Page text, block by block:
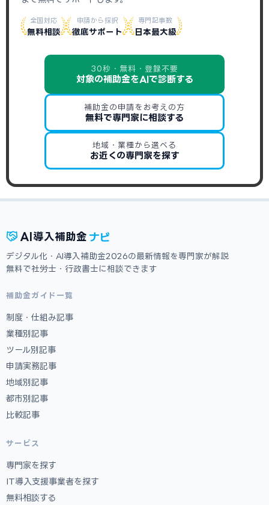
全国対応
無料相談
申請から採択
徹底サポート
専門記事数
日本最大級
30秒・無料・登録不要
対象の補助金をAIで診断する
補助金の申請をお考えの方
無料で専門家に相談する
地域・業種から選べる
お近くの専門家を探す
AI 導入補助金 ナビ
デジタル化・AI導入補助金2026の最新情報を専門家が解説
無料で社労士・行政書士に相談できます
補助金ガイド一覧
制度・仕組み記事
業種別記事
ツール別記事
申請実務記事
地域別記事
都市別記事
比較記事
サービス
専門家を探す
IT導入支援事業者を探す
無料相談する